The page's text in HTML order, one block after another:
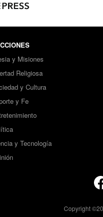
y Misiones
Religiosa
y Cultura
y Fe
y Tecnología
Copyright